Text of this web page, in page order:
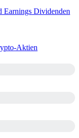
Earnings Dividenden
Aktien